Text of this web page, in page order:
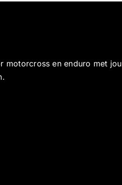
motorcross en enduro met jou